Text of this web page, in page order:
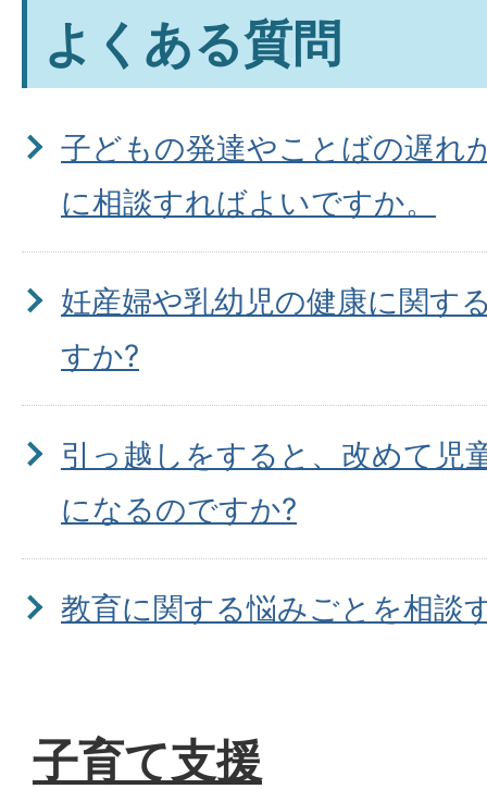
よくある質問
子どもの発達やことばの遅れ
に相談すればよいですか。
妊産婦や乳幼児の健康に関す
すか?
引っ越しをすると、改めて児
になるのですか?
教育に関する悩みごとを相談
子どもが学校でいじめを受け
子育て支援